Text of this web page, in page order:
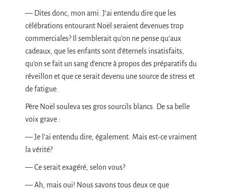
— Dites donc, mon ami. J’ai entendu dire que les
célébrations entourant Noël seraient devenues trop
commerciales? Il semblerait qu’on ne pense qu’aux
cadeaux, que les enfants sont d’éternels insatisfaits,
qu’on se fait un sang d’encre à propos des préparatifs du
réveillon et que ce serait devenu une source de stress et
de fatigue.
Père Noël souleva ses gros sourcils blancs. De sa belle
voix grave :
— Je l’ai entendu dire, également. Mais est-ce vraiment
la vérité?
— Ce serait exagéré, selon vous?
— Ah, mais oui! Nous savons tous deux ce que